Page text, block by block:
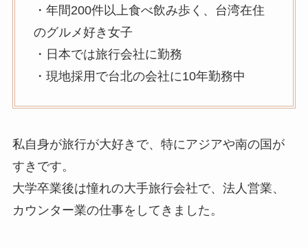
・年間200件以上食べ飲み歩く、台湾在住
のグルメ好き女子
・日本では旅行会社に勤務
・現地採用で台北の会社に10年勤務中
私自身が旅行が大好きで、特にアジアや南の国が
すきです。
大学卒業後は憧れの大手旅行会社で、法人営業、
カウンター業の仕事をしてきました。